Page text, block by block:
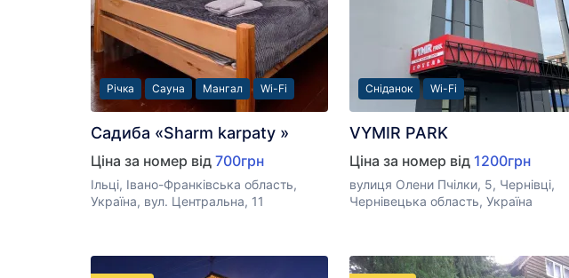
Річка Сауна Мангал Wi-Fi
Садиба «Sharm karpaty »
Ціна за номер від 700грн
Ільці, Івано-Франківська область,
Україна, вул. Центральна, 11
Сніданок Wi-Fi
VYMIR PARK
Ціна за номер від 1200грн
вулиця Олени Пчілки, 5, Чернівці,
Чернівецька область, Україна